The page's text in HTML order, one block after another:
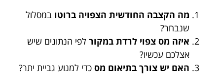
מה הקצבה החודשית הצפויה ברוטו במסלול
שנבחר?
איזה מס צפוי לרדת במקור לפי הנתונים שיש
אצלכם עכשיו?
האם יש צורך בתיאום מס כדי למנוע גביית יתר?